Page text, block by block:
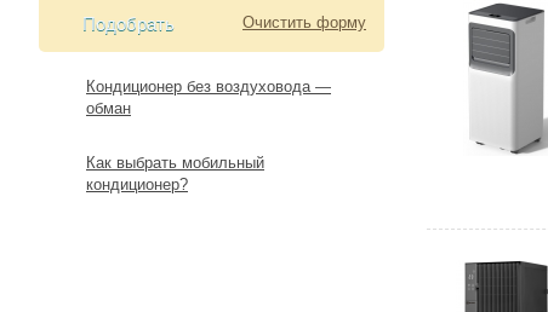
Очистить форму
Подобрать
Кондиционер без воздуховода —
обман
Как выбрать мобильный
кондиционер?